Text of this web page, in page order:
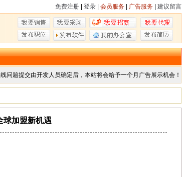
免费注册 登录 会员服务 广告服务 建议留言
问题提交由开发人员确定后，本站将会给予一个月广告展示机会！
球加盟新机遇